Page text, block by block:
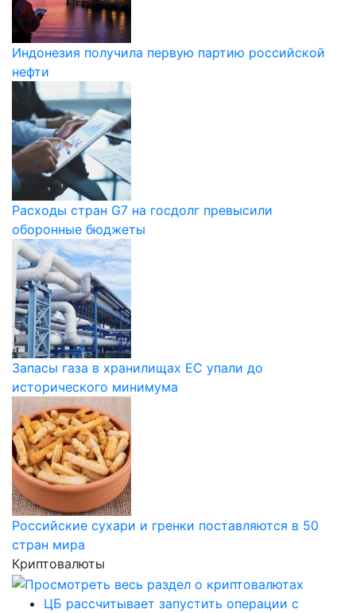
Индонезия получила первую партию российской
нефти
Расходы стран G7 на госдолг превысили
оборонные бюджеты
Запасы газа в хранилищах ЕС упали до
исторического минимума
Российские сухари и гренки поставляются в 50
стран мира
Криптовалюты
ЦБ рассчитывает запустить операции с